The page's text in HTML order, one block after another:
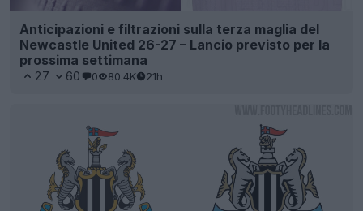
Anticipazioni e filtrazioni sulla terza maglia del
Newcastle United 26-27 – Lancio previsto per la
prossima settimana
27 60 0 80.4K 21h